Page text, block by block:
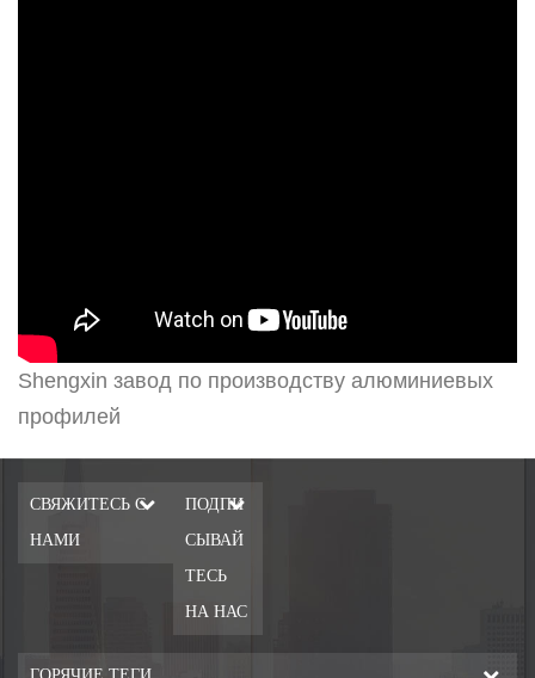
Shengxin завод по производству алюминиевых
профилей
СВЯЖИТЕСЬ С
НАМИ
ПОДПИ
СЫВАЙ
ТЕСЬ
НА НАС